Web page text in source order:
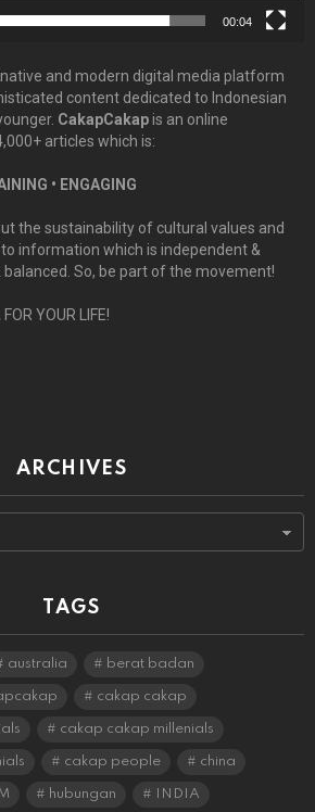
00:04
and modern digital media platform
content dedicated to Indonesian
CakapCakapis an online
articles which is:
• ENGAGING
the sustainability of cultural values and
information which is independent &
So, be part of the movement!
YOUR LIFE!
ARCHIVES
TAGS
australia berat badan
cakap cakap
cakap cakap millenials
cakap people china
hubungan INDIA